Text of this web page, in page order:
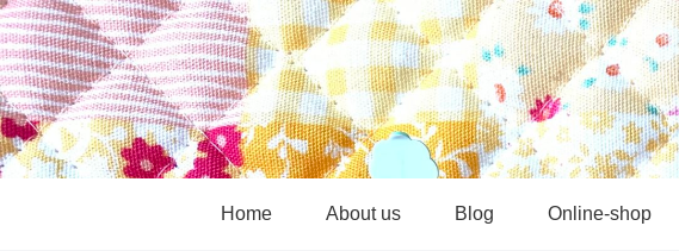
Home About us Blog Online-shop